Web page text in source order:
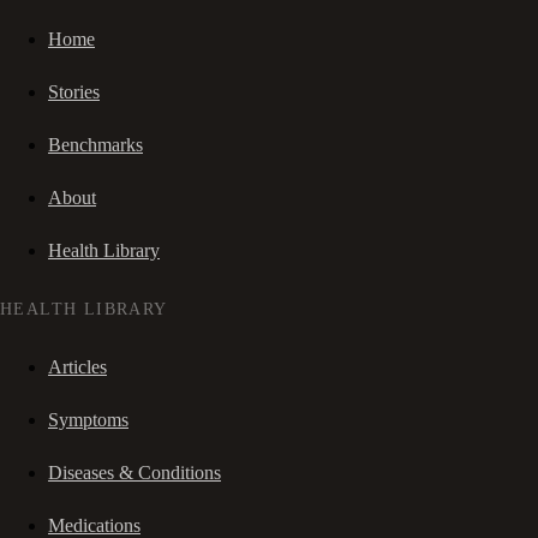
Home
Stories
Benchmarks
About
Health Library
HEALTH LIBRARY
Articles
Symptoms
Diseases & Conditions
Medications